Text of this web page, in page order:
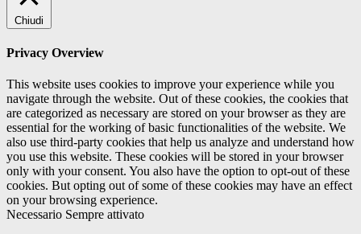
Chiudi
Privacy Overview
This website uses cookies to improve your experience while you
navigate through the website. Out of these cookies, the cookies that
are categorized as necessary are stored on your browser as they are
essential for the working of basic functionalities of the website. We
also use third-party cookies that help us analyze and understand how
you use this website. These cookies will be stored in your browser
only with your consent. You also have the option to opt-out of these
cookies. But opting out of some of these cookies may have an effect
on your browsing experience.
Necessario Sempre attivato